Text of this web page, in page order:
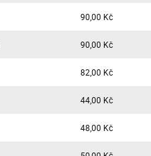
90,00 Kč
90,00 Kč
82,00 Kč
44,00 Kč
48,00 Kč